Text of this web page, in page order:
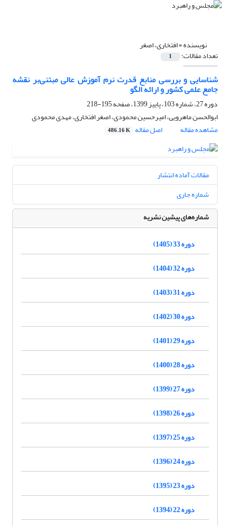
نویسنده =افتخاری، اصغر
تعداد مقالات: 1
شناسایی و بررسی منابع قدرت نرم آموزش عالی مبتنی‌بر نقشه
جامع علمی کشور و ارائه الگو
دوره 27، شماره 103، پاییز 1399، صفحه
195-218
ابوالحسن ماهرویی، امیرحسین محمودی، اصغر افتخاری، مهدی محمودی
مشاهده مقاله
اصل مقاله 486.16 K
مقالات آماده انتشار
شماره جاری
شماره‌های پیشین نشریه
دوره 33 (1405)
دوره 32 (1404)
دوره 31 (1403)
دوره 30 (1402)
دوره 29 (1401)
دوره 28 (1400)
دوره 27 (1399)
دوره 26 (1398)
دوره 25 (1397)
دوره 24 (1396)
دوره 23 (1395)
دوره 22 (1394)